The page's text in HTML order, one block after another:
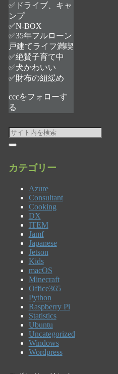
✅ドライブ、キャ
ンプ
✅N-BOX
✅35年フルローン
戸建てライフ満喫
✅絶賛子育て中
✅犬かわいい
✅財布の紐緩め
cccをフォローす
る
カテゴリー
Azure
Consultant
Cooking
DX
ITEM
Jamf
Japanese
Jetson
Kids
macOS
Minecraft
Office365
Python
Raspberry Pi
Statistics
Ubuntu
Uncategorized
Windows
Wordpress